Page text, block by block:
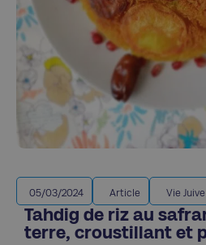
05/03/2024 Article Vie Juive
Tahdig de riz au
terre, croustillant et